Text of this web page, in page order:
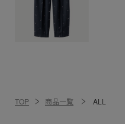
TOP 商品一覧 ALL